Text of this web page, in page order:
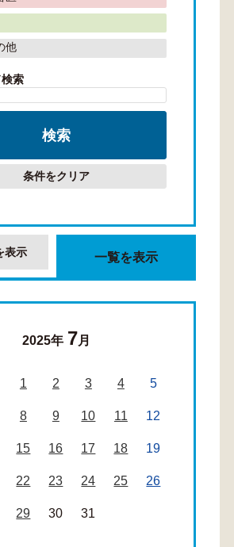
他
索
条件をクリア
表示 一覧を表示
2025年 7月
1 2 3 4 5
8 9 10 11 12
15 16 17 18 19
22 23 24 25 26
29 30 31